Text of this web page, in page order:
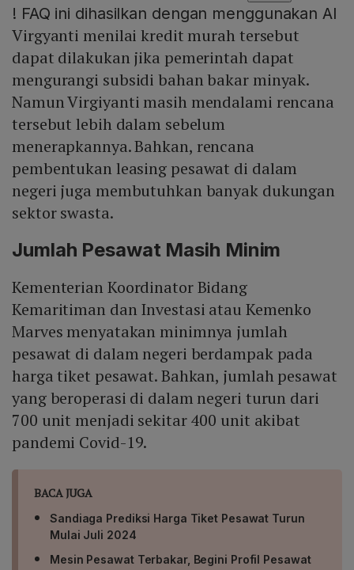
! FAQ ini dihasilkan dengan menggunakan AI
Virgyanti menilai kredit murah tersebut
dapat dilakukan jika pemerintah dapat
mengurangi subsidi bahan bakar minyak.
Namun Virgiyanti masih mendalami rencana
tersebut lebih dalam sebelum
menerapkannya. Bahkan, rencana
pembentukan leasing pesawat di dalam
negeri juga membutuhkan banyak dukungan
sektor swasta.
Jumlah Pesawat Masih Minim
Kementerian Koordinator Bidang
Kemaritiman dan Investasi atau Kemenko
Marves menyatakan minimnya jumlah
pesawat di dalam negeri berdampak pada
harga tiket pesawat. Bahkan, jumlah pesawat
yang beroperasi di dalam negeri turun dari
700 unit menjadi sekitar 400 unit akibat
pandemi Covid-19.
BACA JUGA
Sandiaga Prediksi Harga Tiket Pesawat Turun
Mulai Juli 2024
Mesin Pesawat Terbakar, Begini Profil Pesawat